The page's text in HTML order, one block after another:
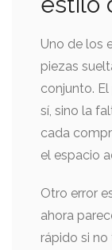
Uno de los
piezas
conjunto.
sí, sino la
cada
el espacio
Otro error
ahora
rápido si